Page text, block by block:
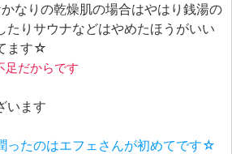
なりの乾燥肌の場合はやはり銭湯の
たりサウナなどはやめたほうがいい
ます☆
足だからです
います
ったのはエフェさんが初めてです☆